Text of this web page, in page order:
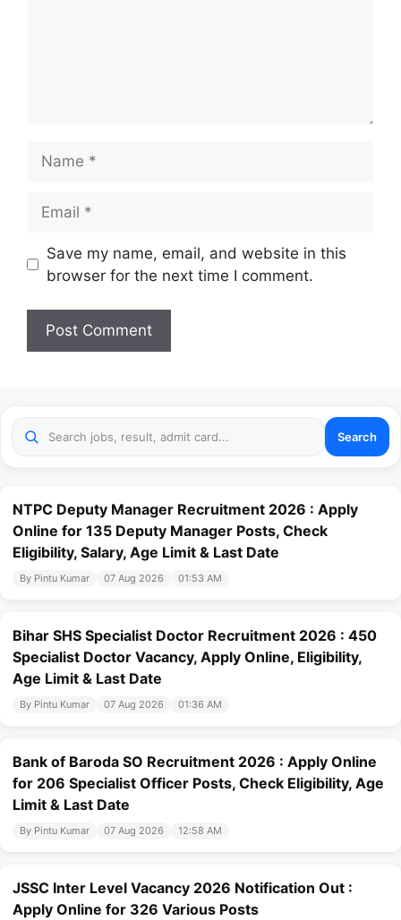
Website
Save my name, email, and website in this
browser for the next time I comment.
Search
NTPC Deputy Manager Recruitment 2026 : Apply
Online for 135 Deputy Manager Posts, Check
Eligibility, Salary, Age Limit & Last Date
By Pintu Kumar 07 Aug 2026 01:53 AM
Bihar SHS Specialist Doctor Recruitment 2026 : 450
Specialist Doctor Vacancy, Apply Online, Eligibility,
Age Limit & Last Date
By Pintu Kumar 07 Aug 2026 01:36 AM
Bank of Baroda SO Recruitment 2026 : Apply Online
for 206 Specialist Officer Posts, Check Eligibility, Age
Limit & Last Date
By Pintu Kumar 07 Aug 2026 12:58 AM
JSSC Inter Level Vacancy 2026 Notification Out :
Apply Online for 326 Various Posts